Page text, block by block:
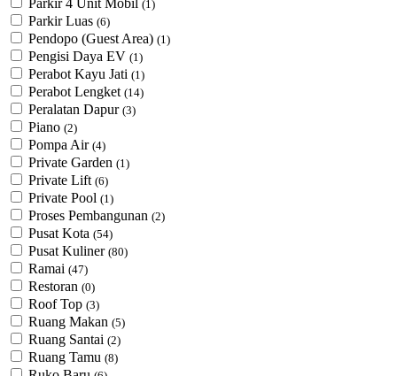
Parkir 4 Unit Mobil (1)
Parkir Luas (6)
Pendopo (Guest Area) (1)
Pengisi Daya EV (1)
Perabot Kayu Jati (1)
Perabot Lengket (14)
Peralatan Dapur (3)
Piano (2)
Pompa Air (4)
Private Garden (1)
Private Lift (6)
Private Pool (1)
Proses Pembangunan (2)
Pusat Kota (54)
Pusat Kuliner (80)
Ramai (47)
Restoran (0)
Roof Top (3)
Ruang Makan (5)
Ruang Santai (2)
Ruang Tamu (8)